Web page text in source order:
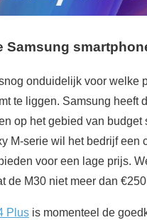
Samsung
onduidelijk voor welke
te liggen. Samsung heeft
op het gebied van budget
M-serie wil het bedrijf een
voor een lage prijs.
de M30 niet meer dan
Plus is momenteel de